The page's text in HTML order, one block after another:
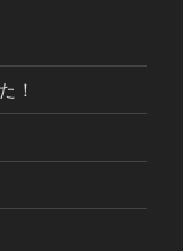
！